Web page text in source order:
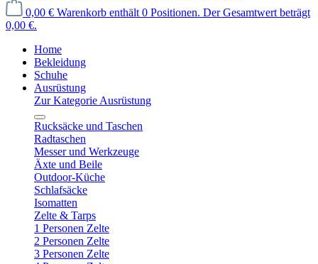
0,00 € Warenkorb enthält 0 Positionen. Der Gesamtwert beträgt
0,00 €.
Home
Bekleidung
Schuhe
Ausrüstung
Zur Kategorie Ausrüstung
Rucksäcke und Taschen
Radtaschen
Messer und Werkzeuge
Äxte und Beile
Outdoor-Küche
Schlafsäcke
Isomatten
Zelte & Tarps
1 Personen Zelte
2 Personen Zelte
3 Personen Zelte